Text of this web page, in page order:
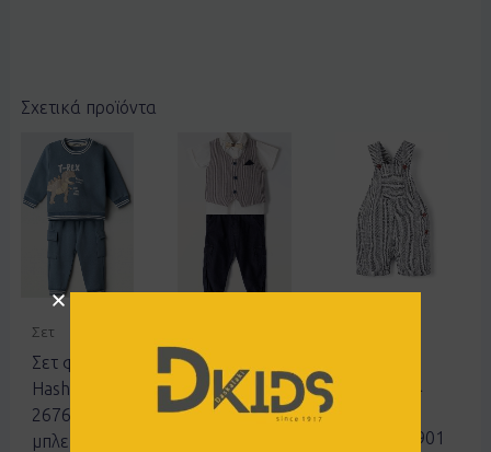
Σχετικά προϊόντα
Σετ
Σετ φόρμα
Hashtag
267602
μπλε-γκρι
Ζακέτες
Σετ 3τεμ.
HASHTAG
3106079901